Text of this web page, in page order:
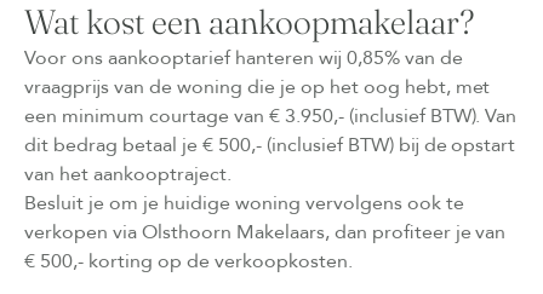
Wat kost een aankoopmakelaar?
Voor ons aankooptarief hanteren wij 0,85% van de
vraagprijs van de woning die je op het oog hebt, met
een minimum courtage van € 3.950,- (inclusief BTW). Van
dit bedrag betaal je € 500,- (inclusief BTW) bij de opstart
van het aankooptraject.
Besluit je om je huidige woning vervolgens ook te
verkopen via Olsthoorn Makelaars, dan profiteer je van
€ 500,- korting op de verkoopkosten.